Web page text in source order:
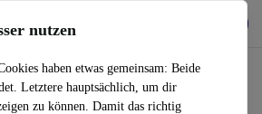
nutzen
haben etwas gemeinsam: Beide
Letztere hauptsächlich, um dir
zu können. Damit das richtig
nutzen